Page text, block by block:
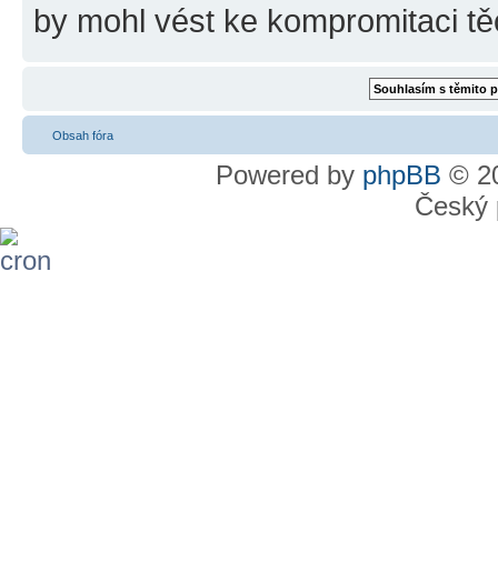
by mohl vést ke kompromitaci
Obsah fóra
Powered by phpBB ©